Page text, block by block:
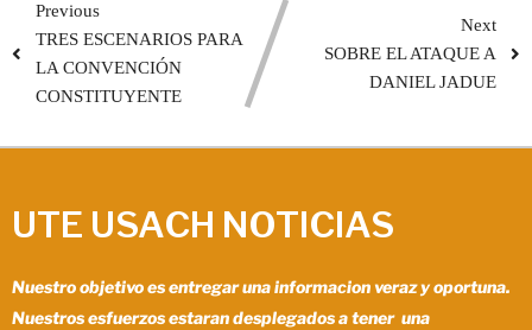
Previous
TRES ESCENARIOS PARA
LA CONVENCIÓN
CONSTITUYENTE
Next
SOBRE EL ATAQUE A
DANIEL JADUE
UTE USACH NOTICIAS
Nuestro objetivo es entregar una informacion veraz y oportuna.
Nuestros esfuerzos estaran desplegados a tener una